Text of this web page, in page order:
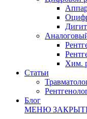
Хим.
Статьи
Блог
МЕНЮ